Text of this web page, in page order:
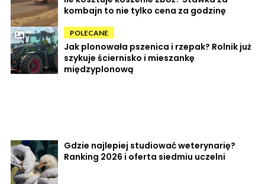
kombajn to nie tylko cena za godzinę
POLECANE
Jak plonowała pszenica i rzepak? Rolnik już
szykuje ściernisko i mieszankę
międzyplonową
Gdzie najlepiej studiować weterynarię?
Ranking 2026 i oferta siedmiu uczelni